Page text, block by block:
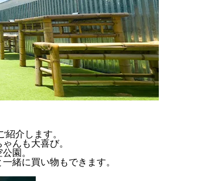
介します。
んも大喜び。
園。
緒に買い物もできます。